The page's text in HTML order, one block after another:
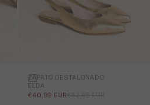
ZAPATO DESTALONADO
ELDA
PRECIO DE OFERTA
€40,99 EURPRECIO NORMAL
€82,95 EUR